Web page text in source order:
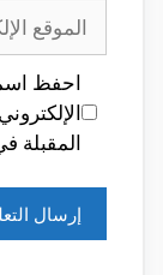
الإلكتروني
احفظ
المقبلة